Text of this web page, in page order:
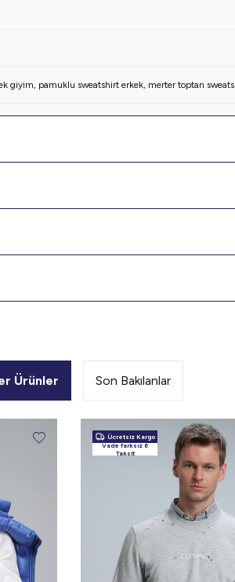
giyim, pamuklu sweatshirt erkek, merter toptan
Ürünler Son Bakılanlar
Ücretsiz Kargo
Vade farksız 6
Taksit